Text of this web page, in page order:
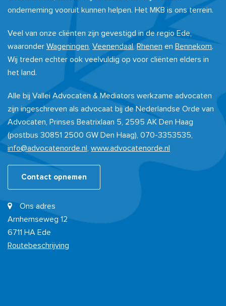
onderneming vooruit kunnen helpen. Het MKB is ons terrein.
Veel van onze cliënten zijn gevestigd in de regio Ede,
waaronder Wageningen Veenendaal, Rhenen en Bennekom.
Wij treden echter ook veelvuldig op voor cliënten elders in
het land.
Alle bij Vallei Advocaten & Mediators werkzame advocaten
zijn ingeschreven als advocaat bij de Nederlandse Orde van
Advocaten, Prinses Beatrixlaan 5, 2595 AK Den Haag
(postbus 30851 2500 GW Den Haag), 070-3353535,
info@advocatenorde.nl
www.advocatenorde.nl
Contact opnemen
Ons adres
Arnhemseweg 12
6711 HA Ede
Routebeschrijving